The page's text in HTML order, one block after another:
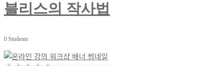
블리스의 작사법
0 Students